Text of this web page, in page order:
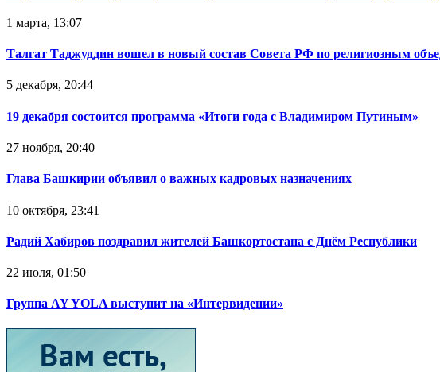
1 марта, 13:07
Талгат Таджуддин вошел в новый состав Совета РФ по религиозным
5 декабря, 20:44
19 декабря состоится программа «Итоги года с Владимиром Путиным»
27 ноября, 20:40
Глава Башкирии объявил о важных кадровых назначениях
10 октября, 23:41
Радий Хабиров поздравил жителей Башкортостана с Днём Республики
22 июля, 01:50
Группа AY YOLA выступит на «Интервидении»